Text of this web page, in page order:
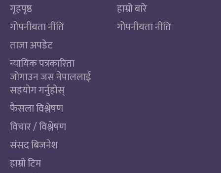
गृहपृष्ठ
गोपनीयता नीति
ताजा अपडेट
न्यायिक पत्रकारिता
जोगाउन जस नेपाललाई
सहयोग गर्नुहोस्
फैसला विश्लेषण
विचार / विश्लेषण
संसद बिजनेश
हाम्रो टिम
हाम्रो बारे
गोपनीयता नीति